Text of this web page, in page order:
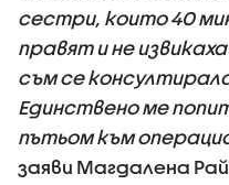
сестри, които 40
правят и не
съм се
Единствено ме
пътьом към
заяви Магдалена